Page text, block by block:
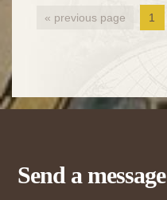
« previous page 1
Send a message